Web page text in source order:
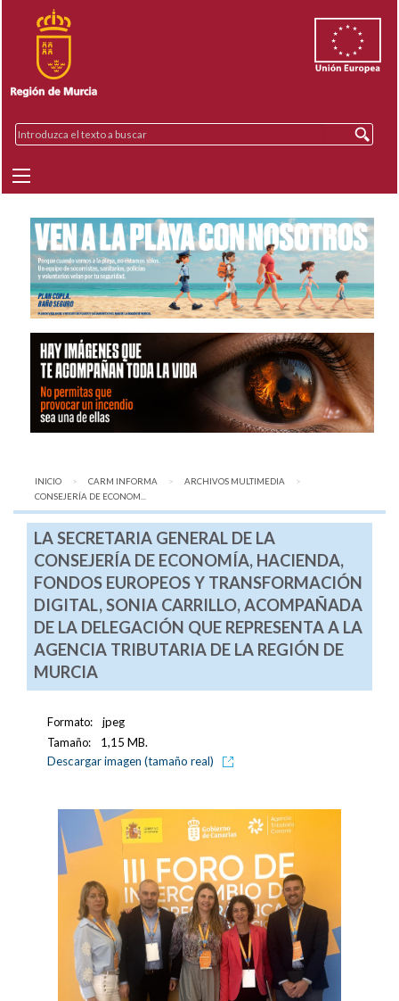
INICIO CARM INFORMA
ARCHIVOS MULTIMEDIA
AQUÍ:
CONSEJERÍA DE ECONOM...
LA SECRETARIA GENERAL DE LA
CONSEJERÍA DE ECONOMÍA, HACIENDA,
FONDOS EUROPEOS Y TRANSFORMACIÓN
DIGITAL, SONIA CARRILLO, ACOMPAÑADA
DE LA DELEGACIÓN QUE REPRESENTA A LA
AGENCIA TRIBUTARIA DE LA REGIÓN DE
MURCIA
Formato:
jpeg
Tamaño:
1,15 MB.
Descargar imagen (tamaño real)